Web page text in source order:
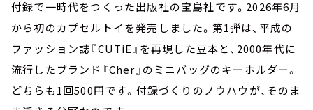
付録で一時代をつくった出版社の宝島社です。2026年6月
から初のカプセルトイを発売しました。第1弾は、平成の
ファッション誌『CUTiE』を再現した豆本と、2000年代に
流行したブランド『Cher』のミニバッグのキーホルダー。
どちらも1回500円です。付録づくりのノウハウが、そのま